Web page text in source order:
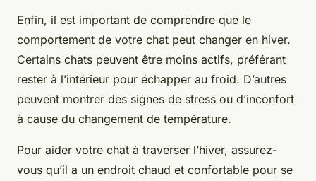
Enfin, il est important de comprendre que le
comportement de votre chat peut changer en hiver.
Certains chats peuvent être moins actifs, préférant
rester à l’intérieur pour échapper au froid. D’autres
peuvent montrer des signes de stress ou d’inconfort
à cause du changement de température.
Pour aider votre chat à traverser l’hiver, assurez-
vous qu’il a un endroit chaud et confortable pour se